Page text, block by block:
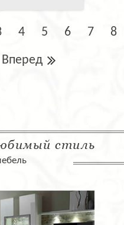
4 5 6 7 8
Вперед
стиль